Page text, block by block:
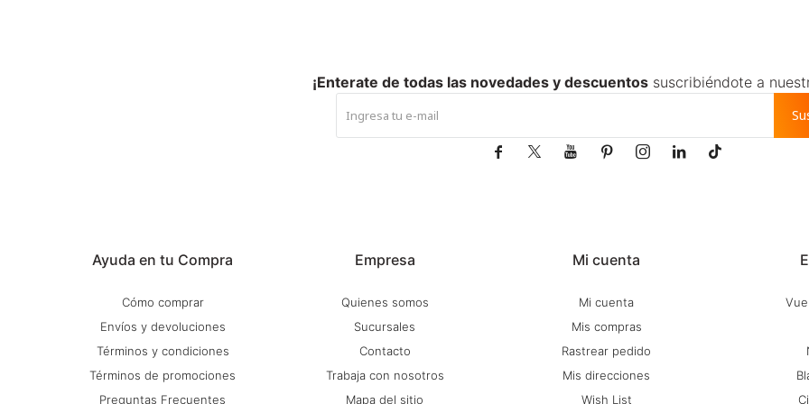
Ayuda en tu Compra
Cómo comprar
Envíos y devoluciones
Términos y condiciones
Términos de promociones
Preguntas Frecuentes
Empresa
Quienes somos
Sucursales
Contacto
Trabaja con nosotros
Mapa del sitio
Mi cuenta
Mi cuenta
Mis compras
Rastrear pedido
Mis direcciones
Wish List
¡Enterate de todas las novedades y descuentossuscribiéndote a
      